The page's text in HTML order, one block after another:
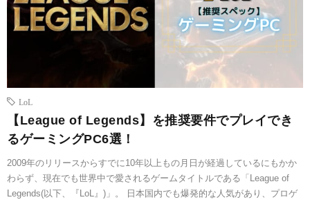
LoL
【League of Legends】を推奨要件でプレイでき
るゲーミングPC6選！
2009年のリリースからすでに10年以上もの月日が経過しているにもかか
わらず、現在でも世界中で愛されるゲームタイトルである「League of
Legends(以下、『LoL』)」。 日本国内でも爆発的な人気があり、プロゲ